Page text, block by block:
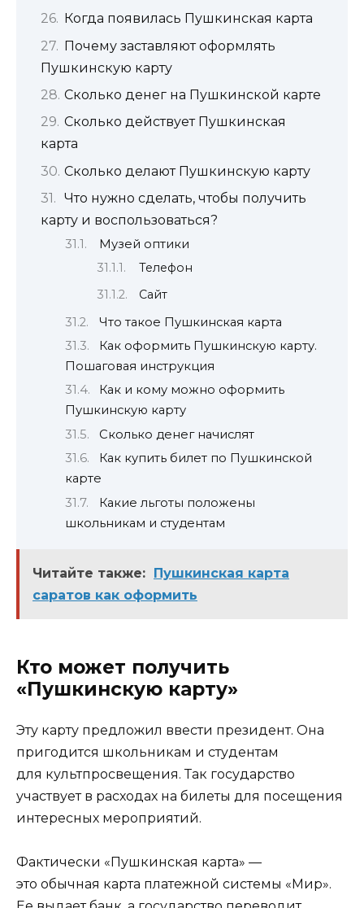
Когда появилась Пушкинская карта
Почему заставляют оформлять
Пушкинскую карту
Сколько денег на Пушкинской карте
Сколько действует Пушкинская
карта
Сколько делают Пушкинскую карту
Что нужно сделать, чтобы получить
карту и воспользоваться?
Музей оптики
Телефон
Сайт
Что такое Пушкинская карта
Как оформить Пушкинскую карту.
Пошаговая инструкция
Как и кому можно оформить
Пушкинскую карту
Сколько денег начислят
Как купить билет по Пушкинской
карте
Какие льготы положены
школьникам и студентам
Читайте также: Пушкинская карта
саратов как оформить
Кто может получить
«Пушкинскую карту»
Эту карту предложил ввести президент. Она
пригодится школьникам и студентам
для культпросвещения. Так государство
участвует в расходах на билеты для посещения
интересных мероприятий.
Фактически «Пушкинская карта» —
это обычная карта платежной системы «Мир».